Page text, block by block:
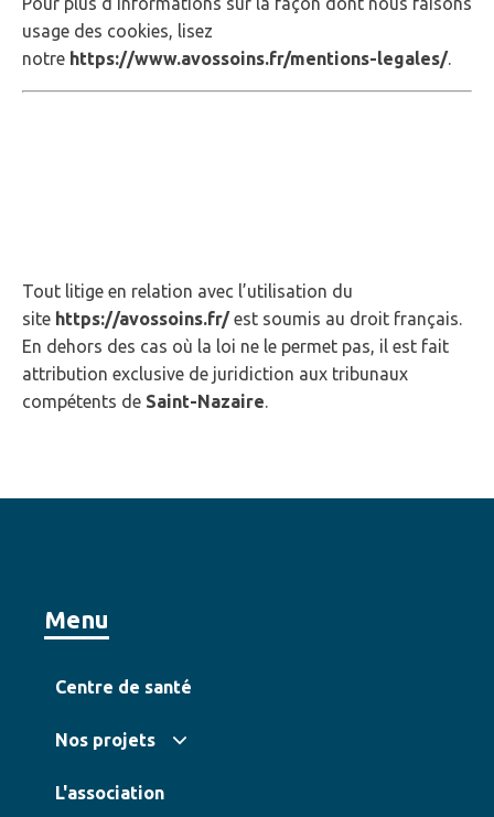
usage des cookies, lisez
notre https://www.avossoins.fr/mentions-legales/.
Tout litige en relation avec l’utilisation du
site https://avossoins.fr/est soumis au droit français.
En dehors des cas où la loi ne le permet pas, il est fait
attribution exclusive de juridiction aux tribunaux
compétents de Saint-Nazaire.
Menu
Centre de santé
Nos projets
L'association